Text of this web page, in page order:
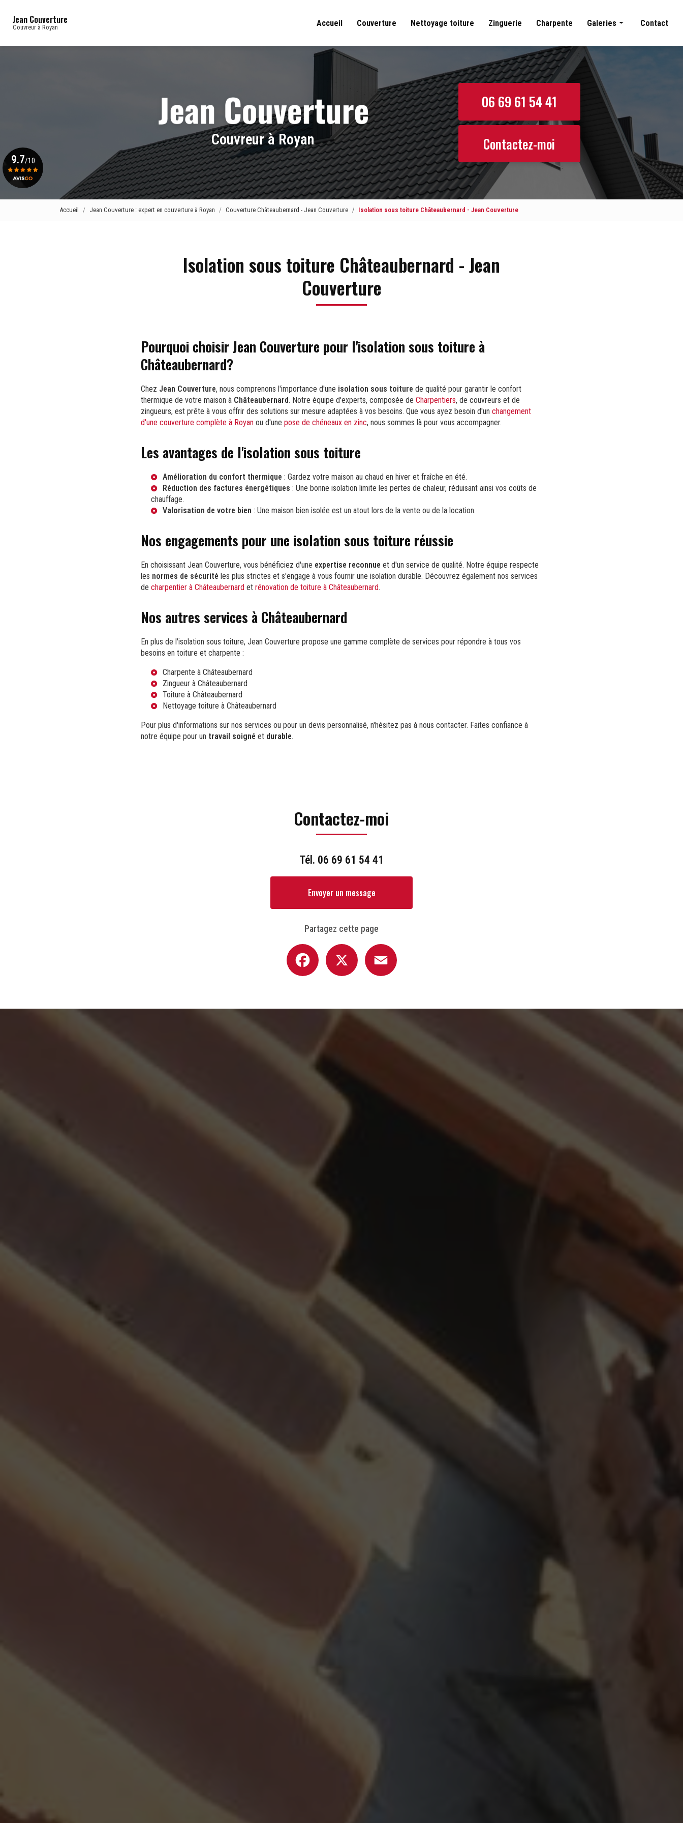
contenu
Jean Couverture
Couvreur à Royan
Accueil
Couverture Nettoyage toiture Zinguerie Charpente Galeries
Couverture
Nettoyage toiture
Contact
Couvreur à Royan
06 69 61 54 41
Contactez-moi
9.7/10
Accueil Jean Couverture : expert en couverture à Royan Couverture Châteaubernard - Jean Couverture Isolation sous toiture Châteaubernard - Jean Couverture
Isolation sous toiture Châteaubernard - Jean
Couverture
Pourquoi choisir Jean Couverture pour l'isolation sous toiture à
Châteaubernard?
Chez Jean Couverture, nous comprenons l'importance d'une isolation sous toiture de qualité pour garantir le confort
thermique de votre maison à Châteaubernard. Notre équipe d'experts, composée de Charpentiers, de couvreurs et de
zingueurs, est prête à vous offrir des solutions sur mesure adaptées à vos besoins. Que vous ayez besoin d'un changement
d'une couverture complète à Royan ou d'une pose de chéneaux en zinc, nous sommes là pour vous accompagner.
Les avantages de l'isolation sous toiture
Amélioration du confort thermique : Gardez votre maison au chaud en hiver et fraîche en été.
Réduction des factures énergétiques : Une bonne isolation limite les pertes de chaleur, réduisant ainsi vos coûts de
chauffage.
Valorisation de votre bien : Une maison bien isolée est un atout lors de la vente ou de la location.
Nos engagements pour une isolation sous toiture réussie
En choisissant Jean Couverture, vous bénéficiez d'une expertise reconnue et d'un service de qualité. Notre équipe respecte
les normes de sécurité les plus strictes et s'engage à vous fournir une isolation durable. Découvrez également nos services
de charpentier à Châteaubernard et rénovation de toiture à Châteaubernard.
Nos autres services à Châteaubernard
En plus de l'isolation sous toiture, Jean Couverture propose une gamme complète de services pour répondre à tous vos
besoins en toiture et charpente :
Charpente à Châteaubernard
Zingueur à Châteaubernard
Toiture à Châteaubernard
Nettoyage toiture à Châteaubernard
Pour plus d'informations sur nos services ou pour un devis personnalisé, n'hésitez pas à nous contacter. Faites confiance à
notre équipe pour un travail soigné et durable.
Contactez-moi
Tél. 06 69 61 54 41
Envoyer un message
Partagez cette page
Facebook